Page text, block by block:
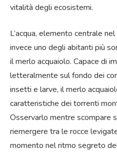
vitalità degli ecosistemi.
L’acqua, elemento centrale
invece uno degli abitanti più
il merlo acquaiolo. Capace di
letteralmente sul fondo dei
insetti e larve, il merlo
caratteristiche dei torrenti
Osservarlo mentre scompare
riemergere tra le rocce
momento nel ritmo segreto